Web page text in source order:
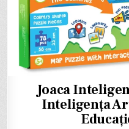
Joaca
Inteligența